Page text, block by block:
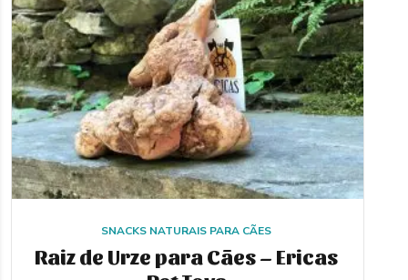
may
be
chosen
on
the
product
page
SNACKS NATURAIS PARA CÃES
Raiz de Urze para Cães – Ericas